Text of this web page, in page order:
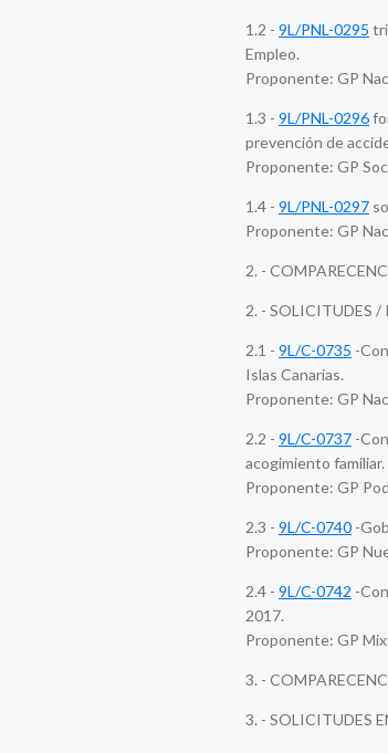
1.2 - 9L/PNL-0295
Empleo.
Proponente: GP
1.3 - 9L/PNL-0296
prevención de
Proponente: GP
1.4 - 9L/PNL-0297
Proponente: GP
2. -
2. - SOLICITUDES /
2.1 - 9L/C-0735 -
Islas Canarias.
Proponente: GP
2.2 - 9L/C-0737 -
acogimiento familiar.
Proponente: GP
2.3 - 9L/C-0740 -
Proponente: GP
2.4 - 9L/C-0742 -
2017.
Proponente: GP
3. -
3. - SOLICITUDES